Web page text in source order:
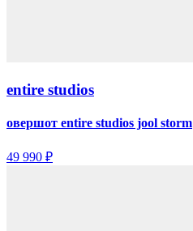
entire studios
овершот entire studios jool storm
49 990 ₽